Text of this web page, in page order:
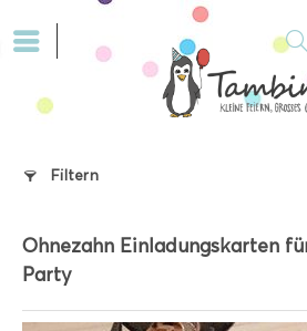
Filtern
Ohnezahn Einladungskarten
Party